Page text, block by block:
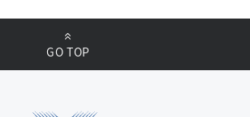
GO TOP